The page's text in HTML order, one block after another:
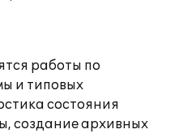
работы по
и типовых
состояния
создание архивных